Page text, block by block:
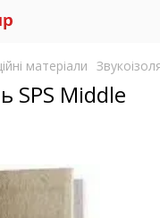
матеріали
SPS Middle